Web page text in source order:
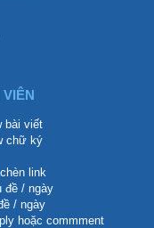
bài viết
chữ ký
link
đề / ngày
/ ngày
hoặc commment